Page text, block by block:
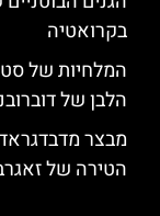
בקרואטיה
הלבן של
הטירה של